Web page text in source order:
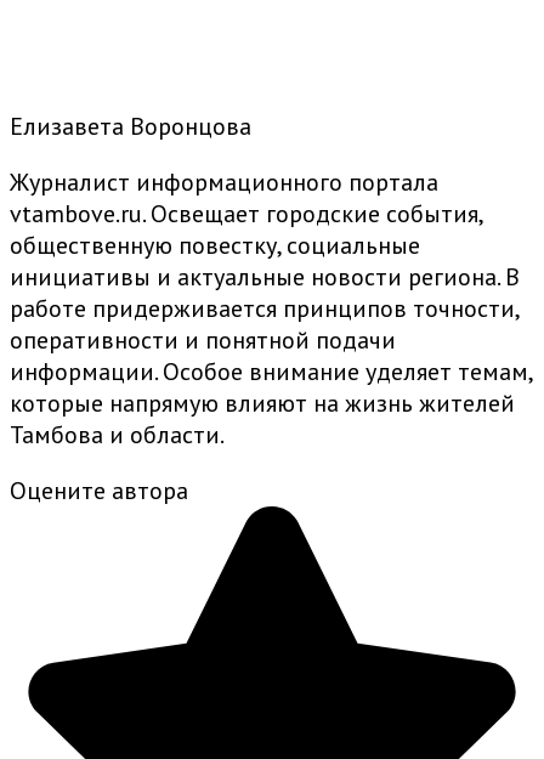
Елизавета Воронцова
Журналист информационного портала
vtambove.ru. Освещает городские события,
общественную повестку, социальные
инициативы и актуальные новости региона. В
работе придерживается принципов точности,
оперативности и понятной подачи
информации. Особое внимание уделяет темам,
которые напрямую влияют на жизнь жителей
Тамбова и области.
Оцените автора